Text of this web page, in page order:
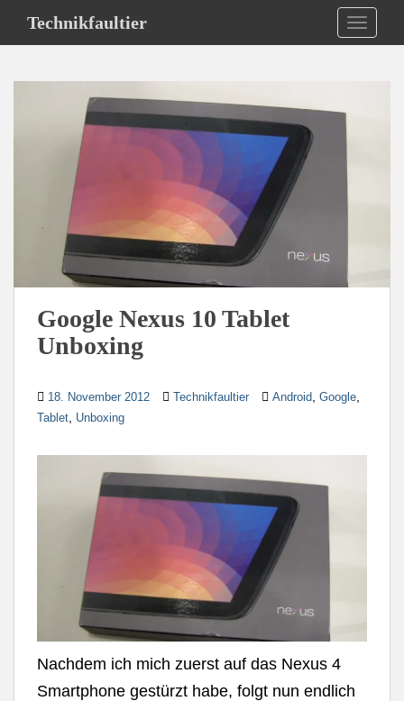
Technikfaultier
Google Nexus 10 Tablet
Unboxing
18. November 2012 Technikfaultier Android Google
Tablet Unboxing
Nachdem ich mich zuerst auf das Nexus 4
Smartphone gestürzt habe, folgt nun endlich